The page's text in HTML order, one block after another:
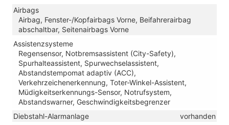
Airbags
Airbag, Fenster-/Kopfairbags Vorne, Beifahrerairbag
abschaltbar, Seitenairbags Vorne
Assistenzsysteme
Regensensor, Notbremsassistent (City-Safety),
Spurhalteassistent, Spurwechselassistent,
Abstandstempomat adaptiv (ACC),
Verkehrzeichenerkennung, Toter-Winkel-Assistent,
Müdigkeitserkennungs-Sensor, Notrufsystem,
Abstandswarner, Geschwindigkeitsbegrenzer
Diebstahl-Alarmanlage
vorhanden